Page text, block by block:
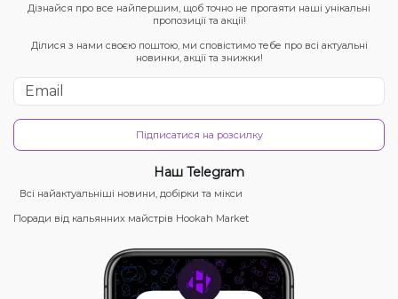
Дізнайся про все найпершим, щоб точно не прогаяти наші унікальні
пропозиції та акції!
Ділися з нами своєю поштою, ми сповістимо тебе про всі актуальні
новинки, акції та знижки!
Підписатися на розсилку
Наш Telegram
Всі найактуальніші новини, добірки та мікси
Поради від кальянних майстрів Hookah Market